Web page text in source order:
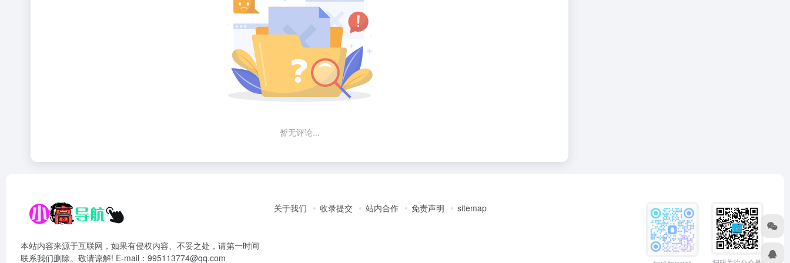
暂无评论...
本站内容来源于互联网，如果有侵权内容、不妥之处，请第一时间
联系我们删除。敬请谅解! E-mail：995113774@qq.com
关于我们 收录提交 站内合作 免责声明 sitemap